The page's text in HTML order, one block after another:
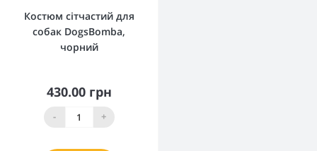
Костюм сітчастий для
собак DogsBomba,
чорний
430.00 грн
- +